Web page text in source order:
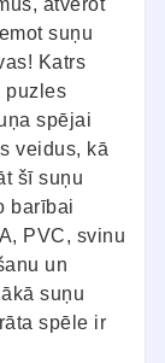
atverot
suņu
Katrs
puzles
spējai
veidus, kā
šī suņu
barībai
PVC, svinu
un
suņu
spēle ir